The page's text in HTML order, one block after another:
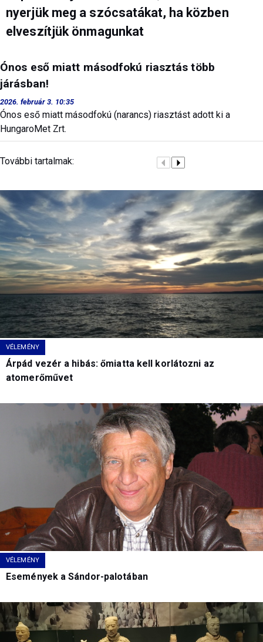
nyerjük meg a szócsatákat, ha közben
elveszítjük önmagunkat
Ónos eső miatt másodfokú riasztás több
járásban!
2026. február 3. 10:35
Ónos eső miatt másodfokú (narancs) riasztást adott ki a
HungaroMet Zrt.
További tartalmak:
VÉLEMÉNY
Árpád vezér a hibás: őmiatta kell korlátozni az
atomerőművet
VÉLEMÉNY
Események a Sándor-palotában